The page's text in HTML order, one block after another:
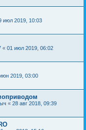
июл 2019, 10:03
« 01 июл 2019, 06:02
2019, 03:00
« 28 авг 2018, 09:39